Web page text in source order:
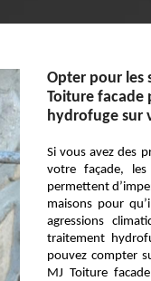
Opter pour les
Toiture facade
hydrofuge sur
Si vous avez des
votre façade,
permettent
maisons pour
agressions
traitement
pouvez compter
MJ Toiture